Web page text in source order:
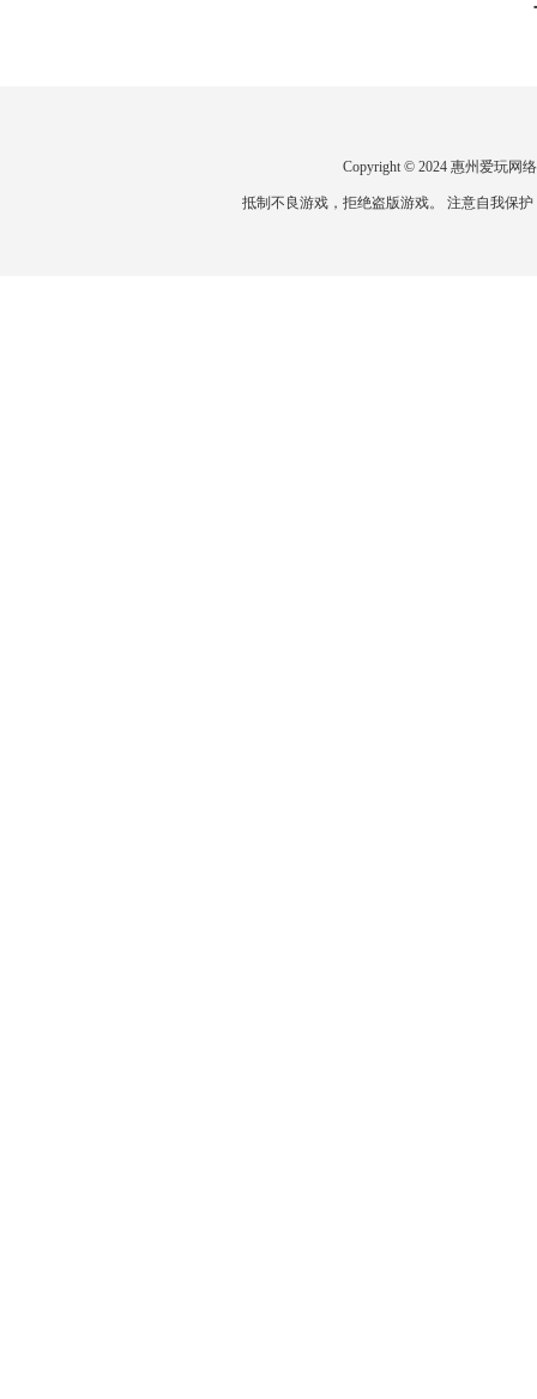
Copyright © 2024 惠州爱玩网
抵制不良游戏，拒绝盗版游戏。 注意自我保